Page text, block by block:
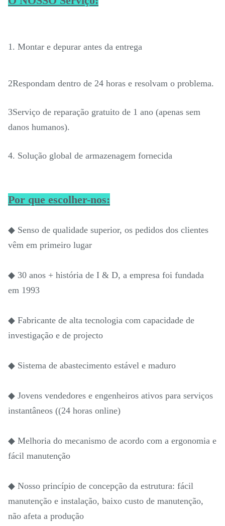
1. Montar e depurar antes da entrega
2Respondam dentro de 24 horas e resolvam o problema.
3Serviço de reparação gratuito de 1 ano (apenas sem
danos humanos).
4. Solução global de armazenagem fornecida
Por que escolher-nos:
◆ Senso de qualidade superior, os pedidos dos clientes
vêm em primeiro lugar
◆ 30 anos + história de I & D, a empresa foi fundada
em 1993
◆ Fabricante de alta tecnologia com capacidade de
investigação e de projecto
◆ Sistema de abastecimento estável e maduro
◆ Jovens vendedores e engenheiros ativos para serviços
instantâneos ((24 horas online)
◆ Melhoria do mecanismo de acordo com a ergonomia e
fácil manutenção
◆ Nosso princípio de concepção da estrutura: fácil
manutenção e instalação, baixo custo de manutenção,
não afeta a produção